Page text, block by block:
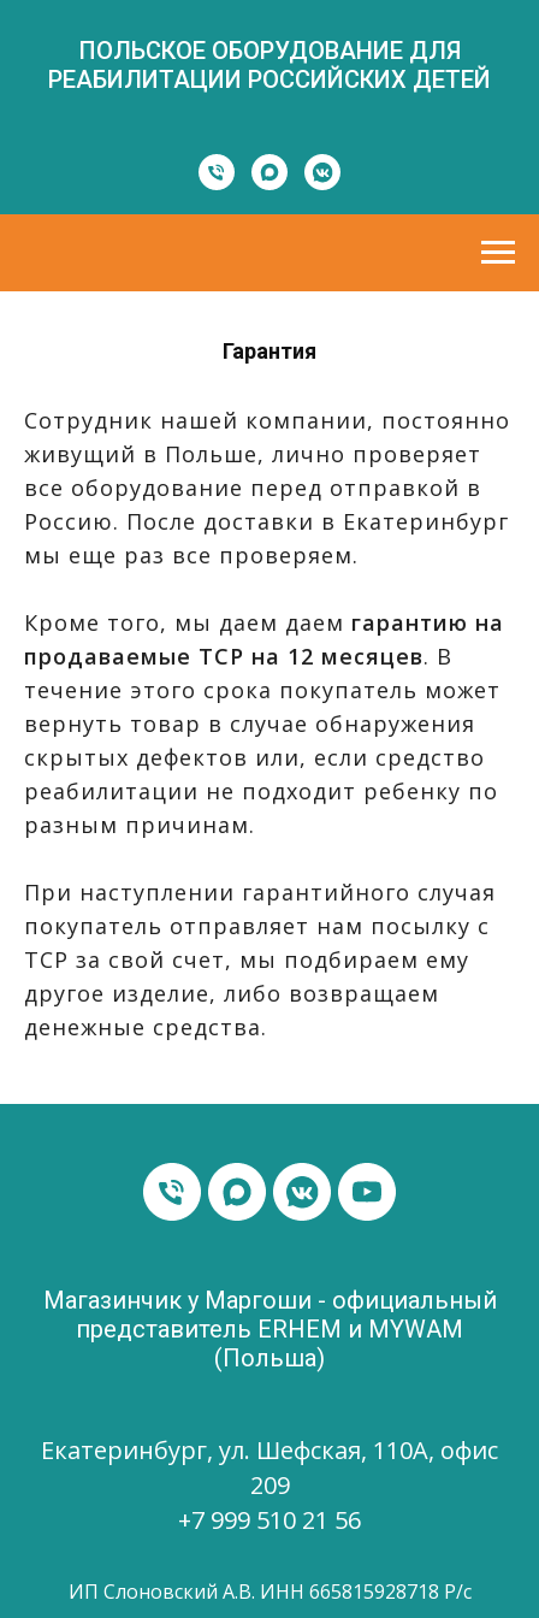
ПОЛЬСКОЕ ОБОРУДОВАНИЕ ДЛЯ
РЕАБИЛИТАЦИИ РОССИЙСКИХ ДЕТЕЙ
Гарантия
Сотрудник нашей компании, постоянно
живущий в Польше, лично проверяет
все оборудование перед отправкой в
Россию. После доставки в Екатеринбург
мы еще раз все проверяем.
Кроме того, мы даем даем гарантию на
продаваемые ТСР на 12 месяцев. В
течение этого срока покупатель может
вернуть товар в случае обнаружения
скрытых дефектов или, если средство
реабилитации не подходит ребенку по
разным причинам.
При наступлении гарантийного случая
покупатель отправляет нам посылку с
ТСР за свой счет, мы подбираем ему
другое изделие, либо возвращаем
денежные средства.
Магазинчик у Маргоши - официальный
представитель ERHEM и MYWAM
(Польша)
Екатеринбург, ул. Шефская, 110А, офис
209
+7 999 510 21 56
ИП Слоновский А.В. ИНН 665815928718 Р/с